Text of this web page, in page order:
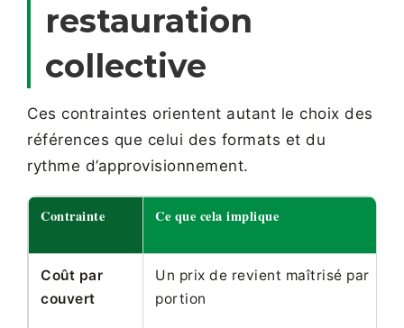
restauration
collective
Ces contraintes orientent autant le choix des
références que celui des formats et du
rythme d’approvisionnement.
Contrainte Ce que cela implique
Coût par
couvert
Un prix de revient maîtrisé par
portion